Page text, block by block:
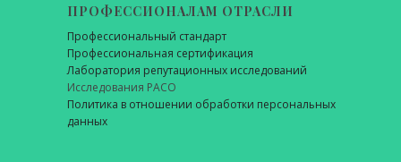
ПРОФЕССИОНАЛАМ ОТРАСЛИ
Профессиональный стандарт
Профессиональная сертификация
Лаборатория репутационных исследований
Исследования РАСО
Политика в отношении обработки персональных
данных